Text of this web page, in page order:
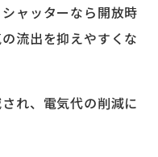
ャッターなら開放時
流出を抑えやすくな
れ、電気代の削減に